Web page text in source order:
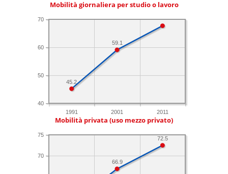
Mobilità giornaliera per studio o lavoro
1991 2001 2011
40
50
60
70
59.1
45.2
Mobilità privata (uso mezzo privato)
70
75
72.5
66.9